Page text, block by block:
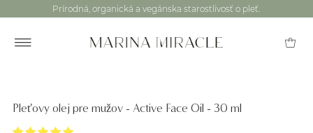
Prírodná, organická a vegánska starostlivosť o pleť.
Pleťovy olej pre mužov - Active Face Oil - 30 ml